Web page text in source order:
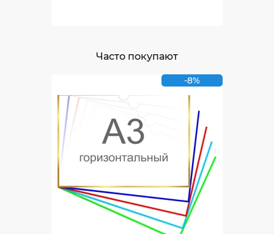
Часто покупают
-8%